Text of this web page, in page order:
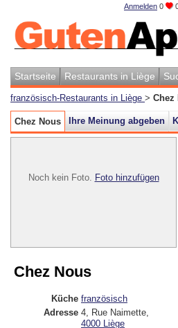
Anmelden 0
Startseite Restaurants in Liège
französisch-Restaurants in Liège > Chez
Chez Nous Ihre Meinung abgeben
Noch kein Foto. Foto hinzufügen
Chez Nous
Küche französisch
Adresse 4, Rue Naimette
4000 Liège